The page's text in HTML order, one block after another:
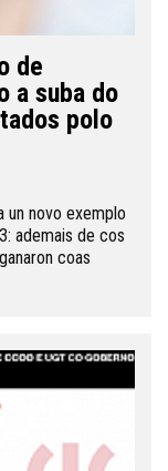
de
a suba do
polo
un novo exemplo
ademais de cos
coas